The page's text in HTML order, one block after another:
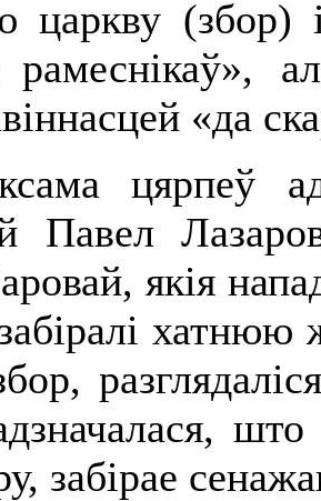
царкву (збор)
рамеснікаў»,
«да
цярпеў
Павел
якія
што
забірае